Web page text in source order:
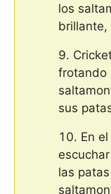
los
brillante,
frotando
sus
En
las